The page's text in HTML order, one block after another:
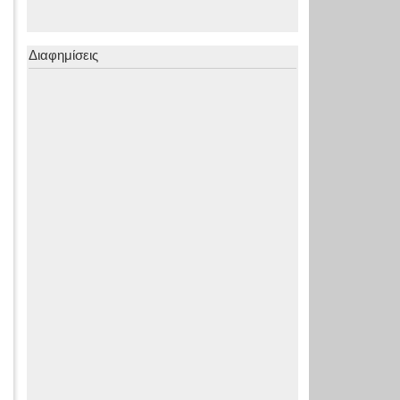
Διαφημίσεις